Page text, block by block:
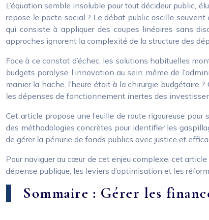
L’équation semble insoluble pour tout décideur public,
repose le pacte social ? Le débat public oscille souvent
qui consiste à appliquer des coupes linéaires sans
approches ignorent la complexité de la structure des
Face à ce constat d’échec, les solutions habituelles
budgets paralyse l’innovation au sein même de
manier la hache, l’heure était à la chirurgie
les dépenses de fonctionnement inertes des
Cet article propose une feuille de route rigoureuse
des méthodologies concrètes pour identifier les
de gérer la pénurie de fonds publics avec justice et
Pour naviguer au cœur de cet enjeu complexe, cet
dépense publique, les leviers d’optimisation et les
Sommaire : Gérer les